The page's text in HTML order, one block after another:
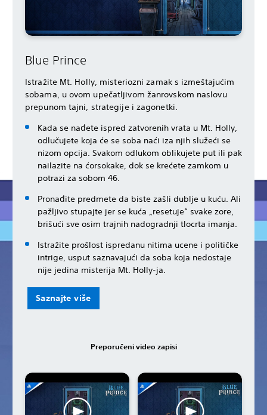
Blue Prince
Istražite Mt. Holly, misteriozni zamak s izmeštajućim
sobama, u ovom upečatljivom žanrovskom naslovu
prepunom tajni, strategije i zagonetki.
Kada se nađete ispred zatvorenih vrata u Mt. Holly,
odlučujete koja će se soba naći iza njih služeći se
nizom opcija. Svakom odlukom oblikujete put ili pak
nailazite na ćorsokake, dok se krećete zamkom u
potrazi za sobom 46.
Pronađite predmete da biste zašli dublje u kuću. Ali
pažljivo stupajte jer se kuća „resetuje“ svake zore,
brišući sve osim trajnih nadogradnji tlocrta imanja.
Istražite prošlost ispredanu nitima ucene i političke
intrige, usput saznavajući da soba koja nedostaje
nije jedina misterija Mt. Holly-ja.
Saznajte više
Preporučeni video zapisi